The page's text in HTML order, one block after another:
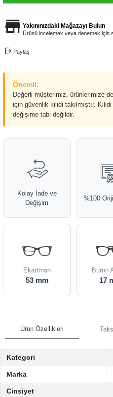
Yakınınızdaki Mağazayı Bulun
Ürünü incelemek veya denemek için
Paylaş
Önemli:
Değerli müşterimiz, ürünlerimize
için güvenlik kilidi takılmıştır.
değişime tabi değildir.
Kolay İade ve
Değişim
%100
Ekartman
53 mm
Burun
17
Ürün Özellikleri
Kategori
Marka
Cinsiyet